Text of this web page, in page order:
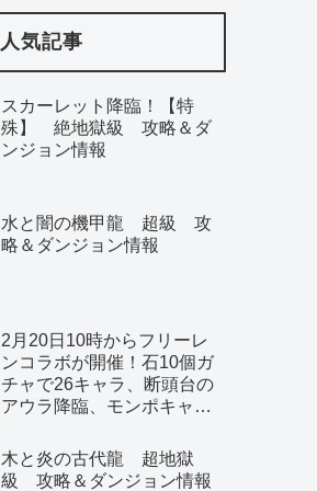
人気記事
スカーレット降臨！【特
殊】 絶地獄級 攻略＆ダ
ンジョン情報
水と闇の機甲龍 超級 攻
略＆ダンジョン情報
2月20日10時からフリーレ
ンコラボが開催！石10個ガ
チャで26キャラ、断頭台の
アウラ降臨、モンポキャラ
木と炎の古代龍 超地獄
級 攻略＆ダンジョン情報